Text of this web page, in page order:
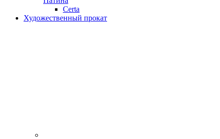
Certa
Художественный прокат